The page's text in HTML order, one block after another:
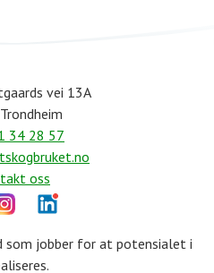
vei 13A
34 28 57
oss
som jobber for at potensialet i